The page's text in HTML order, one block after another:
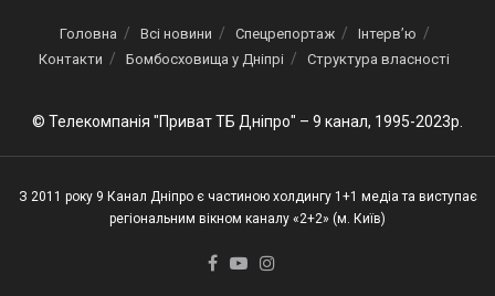
Головна Всі новини Спецрепортаж
Інтерв’ю
Контакти
Бомбосховища у Дніпрі Структура власності
© Телекомпанія "Приват ТБ Дніпро" – 9 канал, 1995-2023р.
З 2011 року 9 Канал Дніпро є частиною холдингу 1+1 медіа та виступає
регіональним вікном каналу «2+2» (м. Київ)